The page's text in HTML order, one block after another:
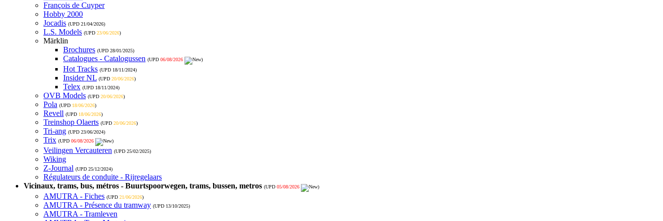
François de Cuyper
Hobby 2000
Jocadis (UPD 21/04/2026)
L.S. Models (UPD 23/06/2026)
Märklin
Brochures (UPD 28/01/2025)
Catalogues - Catalogussen (UPD 06/08/2026 )
Hot Tracks (UPD 18/11/2024)
Insider NL (UPD 20/06/2026)
Telex (UPD 18/11/2024)
OVB Models (UPD 20/06/2026)
Pola (UPD 18/06/2026)
Revell (UPD 18/06/2026)
Treinshop Olaerts (UPD 20/06/2026)
Tri-ang (UPD 23/06/2024)
Trix (UPD 06/08/2026 )
Veilingen Vercauteren (UPD 25/02/2025)
Wiking
Z-Journal (UPD 25/12/2024)
Régulateurs de conduite - Rijregelaars
Vicinaux, trams, bus, métros - Buurtspoorwegen, trams, bussen, metros (UPD 05/08/2026 )
AMUTRA - Fiches (UPD 21/06/2026)
AMUTRA - Présence du tramway (UPD 13/10/2025)
AMUTRA - Tramleven